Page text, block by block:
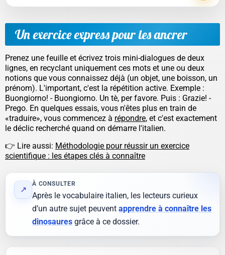
Un exercice express pour les ancrer
Prenez une feuille et écrivez trois mini-dialogues de deux
lignes, en recyclant uniquement ces mots et une ou deux
notions que vous connaissez déjà (un objet, une boisson, un
prénom). L'important, c'est la répétition active. Exemple :
Buongiorno! - Buongiorno. Un tè, per favore. Puis : Grazie! -
Prego. En quelques essais, vous n'êtes plus en train de
«traduire», vous commencez à répondre, et c'est exactement
le déclic recherché quand on démarre l'italien.
👉 Lire aussi: Méthodologie pour réussir un exercice
scientifique : les étapes clés à connaître
↗
À CONSULTER
Après le vocabulaire italien, les lecteurs curieux
d’un autre sujet peuvent apprendre à connaître les
dinosaures grâce à ce dossier.